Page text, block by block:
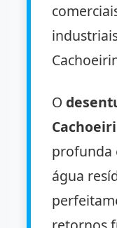
O
profunda
água